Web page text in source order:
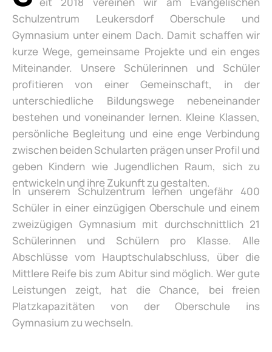
Schulzentrum Leukersdorf Oberschule und
Gymnasium unter einem Dach. Damit schaffen wir
kurze Wege, gemeinsame Projekte und ein enges
Miteinander. Unsere Schülerinnen und Schüler
profitieren von einer Gemeinschaft, in der
unterschiedliche Bildungswege nebeneinander
bestehen und voneinander lernen. Kleine Klassen,
persönliche Begleitung und eine enge Verbindung
zwischen beiden Schularten prägen unser Profil und
geben Kindern wie Jugendlichen Raum, sich zu
entwickeln und ihre Zukunft zu gestalten.
In unserem Schulzentrum lernen ungefähr 400
Schüler in einer einzügigen Oberschule und einem
zweizügigen Gymnasium mit durchschnittlich 21
Schülerinnen und Schülern pro Klasse. Alle
Abschlüsse vom Hauptschulabschluss, über die
Mittlere Reife bis zum Abitur sind möglich. Wer gute
Leistungen zeigt, hat die Chance, bei freien
Platzkapazitäten von der Oberschule ins
Gymnasium zu wechseln.